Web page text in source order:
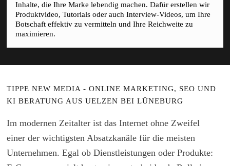
Inhalte, die Ihre Marke lebendig machen. Dafür erstellen wir
Produktvideo, Tutorials oder auch Interview-Videos, um Ihre
Botschaft effektiv zu vermitteln und Ihre Reichweite zu
maximieren.
TIPPE NEW MEDIA - ONLINE MARKETING, SEO UND
KI BERATUNG AUS UELZEN BEI LÜNEBURG
Im modernen Zeitalter ist das Internet ohne Zweifel
einer der wichtigsten Absatzkanäle für die meisten
Unternehmen. Egal ob Dienstleistungen oder Produkte: